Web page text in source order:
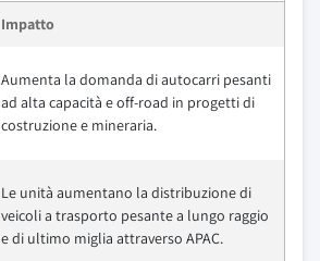
Impatto
Aumenta la domanda di autocarri pesanti
ad alta capacità e off-road in progetti di
costruzione e mineraria.
Le unità aumentano la distribuzione di
veicoli a trasporto pesante a lungo raggio
e di ultimo miglia attraverso APAC.